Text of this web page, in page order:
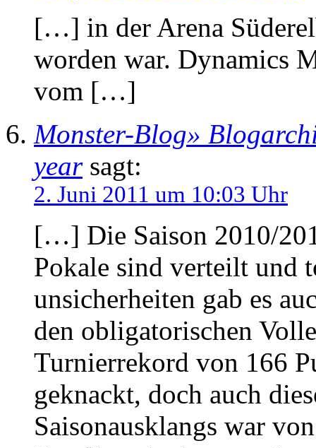
[…] in der Arena
worden war. Dynamics
vom […]
Monster-Blog»
yearsagt:
2. Juni 2011 um 10:03 Uhr
[…] Die Saison 2010/
Pokale sind verteilt und
unsicherheiten gab es
den obligatorischen
Turnierrekord von 166
geknackt, doch auch
Saisonausklangs war